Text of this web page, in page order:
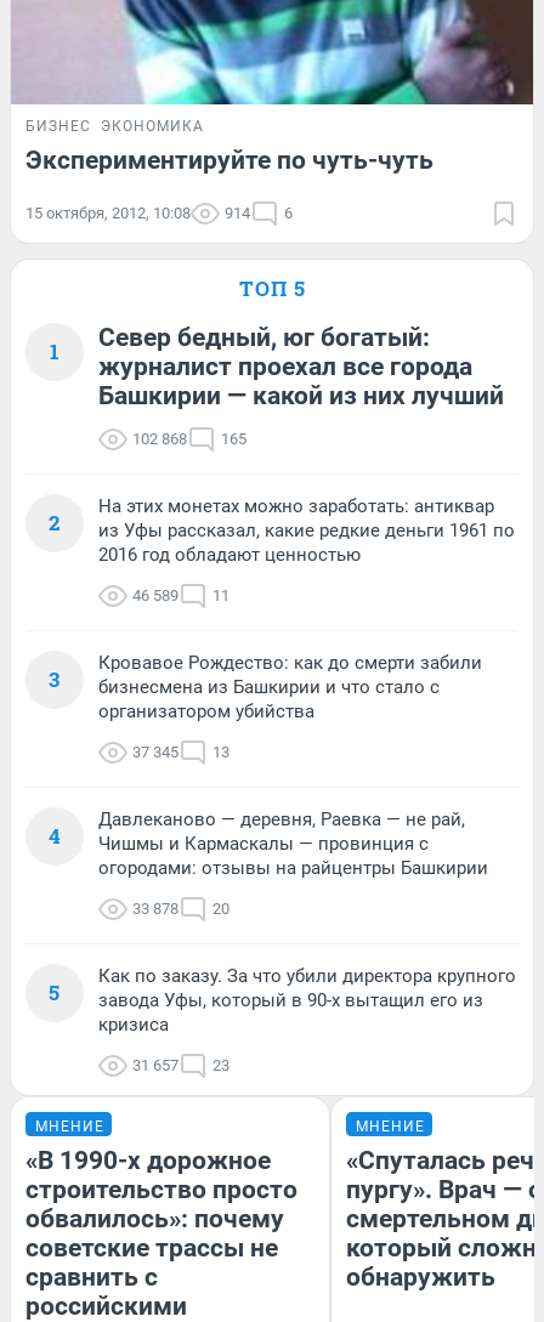
БИЗНЕС ЭКОНОМИКА
Экспериментируйте по чуть-чуть
15 октября, 2012, 10:08 914 6
ТОП 5
1
Север бедный, юг богатый:
журналист проехал все города
Башкирии — какой из них лучший
102 868 165
2
На этих монетах можно заработать: антиквар
из Уфы рассказал, какие редкие деньги 1961 по
2016 год обладают ценностью
46 589 11
3
Кровавое Рождество: как до смерти забили
бизнесмена из Башкирии и что стало с
организатором убийства
37 345 13
4
Давлеканово — деревня, Раевка — не рай,
Чишмы и Кармаскалы — провинция с
огородами: отзывы на райцентры Башкирии
33 878 20
5
Как по заказу. За что убили директора крупного
завода Уфы, который в 90-х вытащил его из
кризиса
31 657 23
МНЕНИЕ
«В 1990-х дорожное
строительство просто
обвалилось»: почему
советские трассы не
сравнить с
российскими
МНЕНИЕ
«Спуталась
пургу». Врач — о
смертельном
который
обнаружить